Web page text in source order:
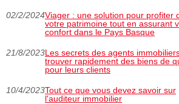
02/2/2024Viager : une solution pour profiter
votre patrimoine tout en assurant
confort dans le Pays Basque
21/8/2023Les secrets des agents
trouver rapidement des biens de
pour leurs clients
10/4/2023Tout ce que vous devez savoir sur
l'auditeur immobilier